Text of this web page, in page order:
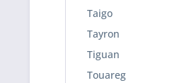
Taigo
Tayron
Tiguan
Touareg